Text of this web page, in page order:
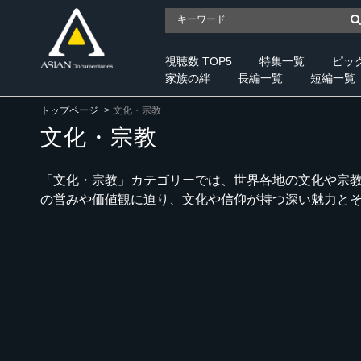
視聴数 TOP5 特集一覧
ピッ
家族の絆
長編一覧 短編一覧
トップページ 文化・宗教
文化・宗教
「文化・宗教」カテゴリーでは、世界各地の文化や
の営みや価値観に迫り、文化や信仰が持つ深い魅力と